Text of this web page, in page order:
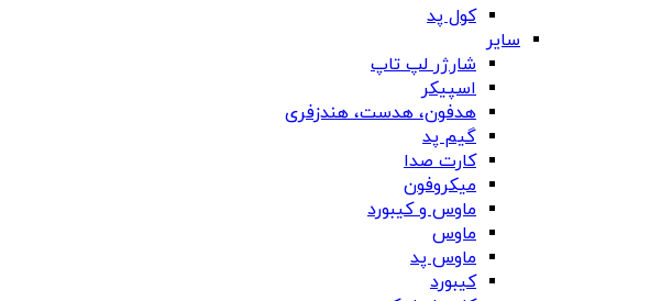
کول پد
سایر
شارژر لپ تاپ
اسپیکر
هدفون، هدست، هندزفری
گیم پد
کارت صدا
میکروفون
ماوس و کیبورد
ماوس
ماوس پد
کیبورد